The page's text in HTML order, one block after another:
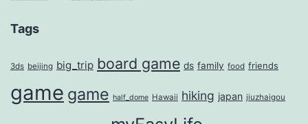
Tags
3ds beijing big_trip board game ds family food friends
game game half_dome Hawaii hiking japan jiuzhaigou